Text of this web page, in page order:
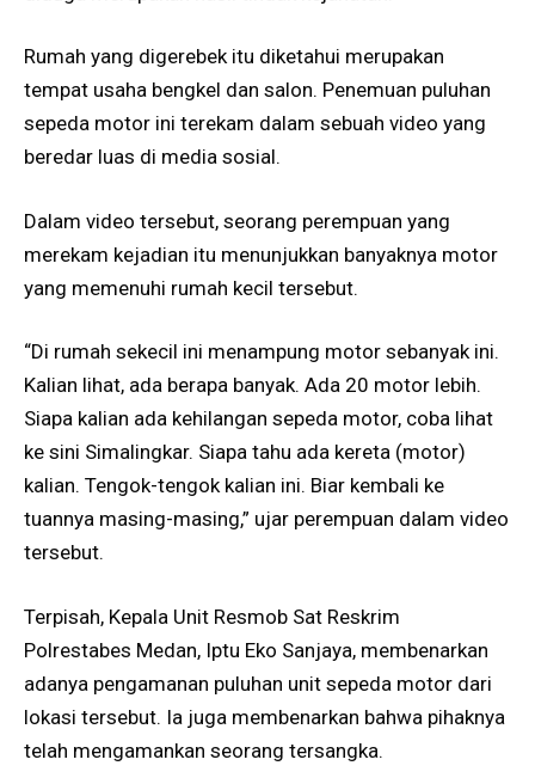
Rumah yang digerebek itu diketahui merupakan
tempat usaha bengkel dan salon. Penemuan puluhan
sepeda motor ini terekam dalam sebuah video yang
beredar luas di media sosial.
Dalam video tersebut, seorang perempuan yang
merekam kejadian itu menunjukkan banyaknya motor
yang memenuhi rumah kecil tersebut.
“Di rumah sekecil ini menampung motor sebanyak ini.
Kalian lihat, ada berapa banyak. Ada 20 motor lebih.
Siapa kalian ada kehilangan sepeda motor, coba lihat
ke sini Simalingkar. Siapa tahu ada kereta (motor)
kalian. Tengok-tengok kalian ini. Biar kembali ke
tuannya masing-masing,” ujar perempuan dalam video
tersebut.
Terpisah, Kepala Unit Resmob Sat Reskrim
Polrestabes Medan, Iptu Eko Sanjaya, membenarkan
adanya pengamanan puluhan unit sepeda motor dari
lokasi tersebut. Ia juga membenarkan bahwa pihaknya
telah mengamankan seorang tersangka.